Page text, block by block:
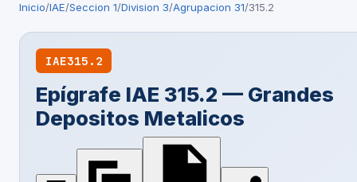
Inicio/IAE/Seccion 1/Division 3/Agrupacion 31/315.2
IAE315.2
Epígrafe IAE 315.2 — Grandes
Depositos Metalicos